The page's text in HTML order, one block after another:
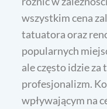
wszystkim cena
tatuatora oraz
popularnych
ale często idzie za
profesjonalizm.
wpływającym na